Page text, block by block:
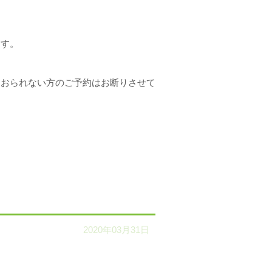
。
られない方のご予約はお断りさせて
2020年03月31日